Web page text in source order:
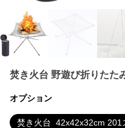
焚き火台 野遊び折りたた
オプション
焚き火台 42x42x32cm 201